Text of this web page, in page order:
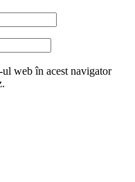
web în acest navigator